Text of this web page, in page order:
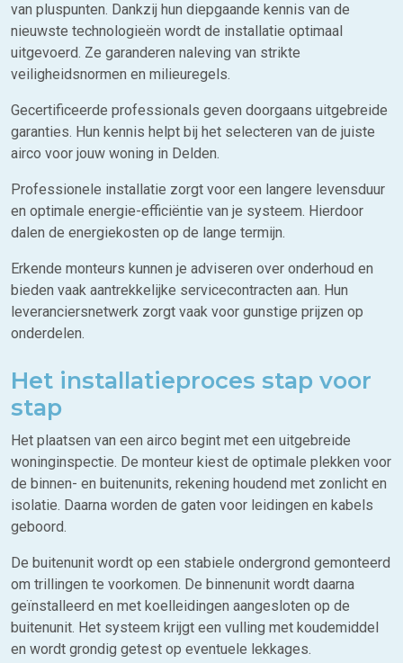
van pluspunten. Dankzij hun diepgaande kennis van de
nieuwste technologieën wordt de installatie optimaal
uitgevoerd. Ze garanderen naleving van strikte
veiligheidsnormen en milieuregels.
Gecertificeerde professionals geven doorgaans uitgebreide
garanties. Hun kennis helpt bij het selecteren van de juiste
airco voor jouw woning in Delden.
Professionele installatie zorgt voor een langere levensduur
en optimale energie-efficiëntie van je systeem. Hierdoor
dalen de energiekosten op de lange termijn.
Erkende monteurs kunnen je adviseren over onderhoud en
bieden vaak aantrekkelijke servicecontracten aan. Hun
leveranciersnetwerk zorgt vaak voor gunstige prijzen op
onderdelen.
Het installatieproces stap voor
stap
Het plaatsen van een airco begint met een uitgebreide
woninginspectie. De monteur kiest de optimale plekken voor
de binnen- en buitenunits, rekening houdend met zonlicht en
isolatie. Daarna worden de gaten voor leidingen en kabels
geboord.
De buitenunit wordt op een stabiele ondergrond gemonteerd
om trillingen te voorkomen. De binnenunit wordt daarna
geïnstalleerd en met koelleidingen aangesloten op de
buitenunit. Het systeem krijgt een vulling met koudemiddel
en wordt grondig getest op eventuele lekkages.